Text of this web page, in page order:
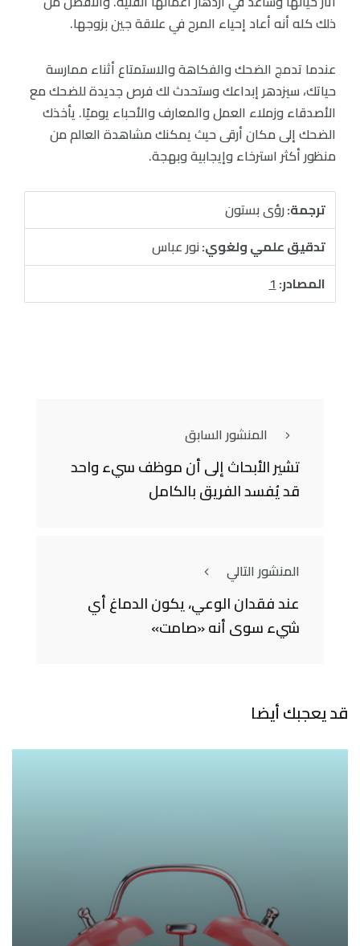
ذلك كله أنه أعاد إحياء المرح في علاقة جين بزوجها.
عندما تدمج الضحك والفكاهة والاستمتاع أثناء ممارسة
حياتك، سيزدهر إبداعك وستحدث لك فرص جديدة للضحك مع
الأصدقاء وزملاء العمل والمعارف والأحباء يوميًا. يأخذك
الضحك إلى مكان أرقى حيث يمكنك مشاهدة العالم من
منظور أكثر استرخاء وإيجابية وبهجة.
ترجمة:رؤى بستون
تدقيق علمي ولغوي:نور عباس
المصادر:1
المنشور السابق
تشير الأبحاث إلى أن موظف سيء واحد
قد يُفسد الفريق بالكامل
المنشور التالي
عند فقدان الوعي، يكون الدماغ أي
شيء سوى أنه «صامت»
قد يعجبك أيضا